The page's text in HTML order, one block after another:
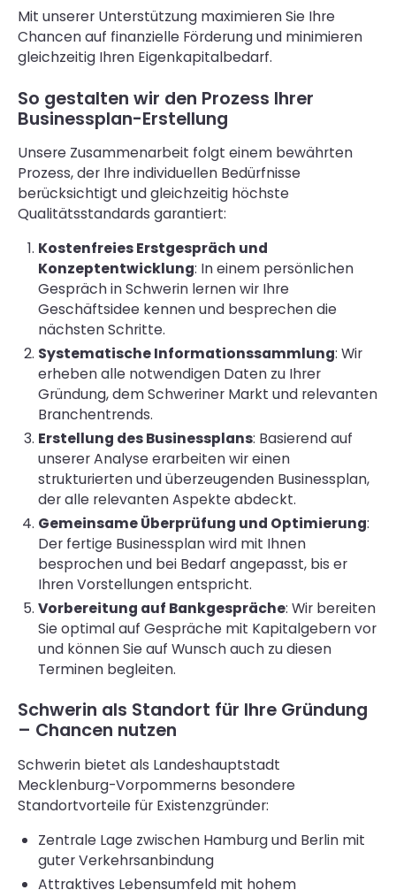
Mit unserer Unterstützung maximieren Sie Ihre
Chancen auf finanzielle Förderung und minimieren
gleichzeitig Ihren Eigenkapitalbedarf.
So gestalten wir den Prozess Ihrer
Businessplan-Erstellung
Unsere Zusammenarbeit folgt einem bewährten
Prozess, der Ihre individuellen Bedürfnisse
berücksichtigt und gleichzeitig höchste
Qualitätsstandards garantiert:
Kostenfreies Erstgespräch und
Konzeptentwicklung: In einem persönlichen
Gespräch in Schwerin lernen wir Ihre
Geschäftsidee kennen und besprechen die
nächsten Schritte.
Systematische Informationssammlung: Wir
erheben alle notwendigen Daten zu Ihrer
Gründung, dem Schweriner Markt und relevanten
Branchentrends.
Erstellung des Businessplans: Basierend auf
unserer Analyse erarbeiten wir einen
strukturierten und überzeugenden Businessplan,
der alle relevanten Aspekte abdeckt.
Gemeinsame Überprüfung und Optimierung:
Der fertige Businessplan wird mit Ihnen
besprochen und bei Bedarf angepasst, bis er
Ihren Vorstellungen entspricht.
Vorbereitung auf Bankgespräche: Wir bereiten
Sie optimal auf Gespräche mit Kapitalgebern vor
und können Sie auf Wunsch auch zu diesen
Terminen begleiten.
Schwerin als Standort für Ihre Gründung
– Chancen nutzen
Schwerin bietet als Landeshauptstadt
Mecklenburg-Vorpommerns besondere
Standortvorteile für Existenzgründer:
Zentrale Lage zwischen Hamburg und Berlin mit
guter Verkehrsanbindung
Attraktives Lebensumfeld mit hohem